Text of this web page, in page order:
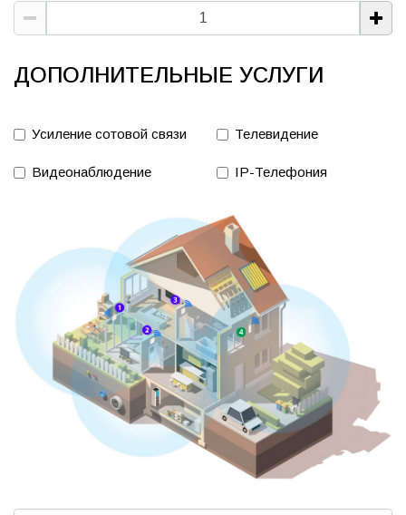
ДОПОЛНИТЕЛЬНЫЕ УСЛУГИ
Усиление сотовой связи Телевидение
Видеонаблюдение IP-Телефония